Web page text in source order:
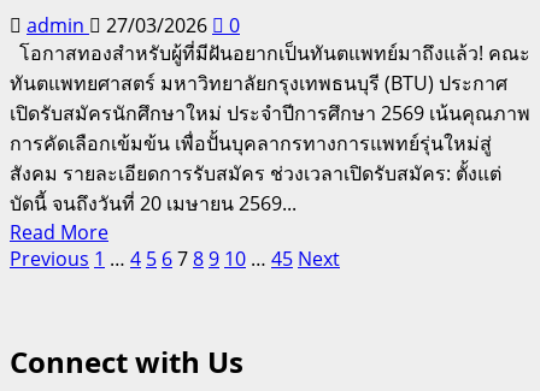
รัตน
ราช
สุ
ดาฯ
“ช้าง
ศรีสุข
สวัสดิ์”
ตบเท้า
เข้า
แคม
ป์
กรม
สปอร์ต
admin 27/03/2026
0
โอกาสทองสำหรับผู้ที่มีฝันอยากเป็นทันตแพทย์มาถึงแล้ว! คณะ
ทันตแพทยศาสตร์ มหาวิทยาลัยกรุงเทพธนบุรี (BTU) ประกาศ
เปิดรับสมัครนักศึกษาใหม่ ประจำปีการศึกษา 2569 เน้นคุณภาพ
การคัดเลือกเข้มข้น เพื่อปั้นบุคลากรทางการแพทย์รุ่นใหม่สู่
สังคม รายละเอียดการรับสมัคร ช่วงเวลาเปิดรับสมัคร: ตั้งแต่
บัดนี้ จนถึงวันที่ 20 เมษายน 2569...
Read MoreRead
more
เปิด
Posts
Previous 1 … 4 5 6789 10 … 45 Next
Connect with Us